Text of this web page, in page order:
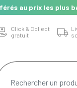
au prix les plus
Click & Collect
gratuit